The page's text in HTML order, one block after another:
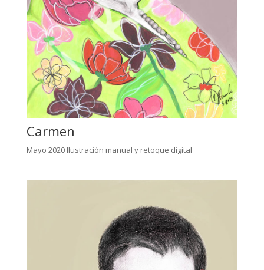
Carmen
Mayo 2020 Ilustración manual y retoque digital